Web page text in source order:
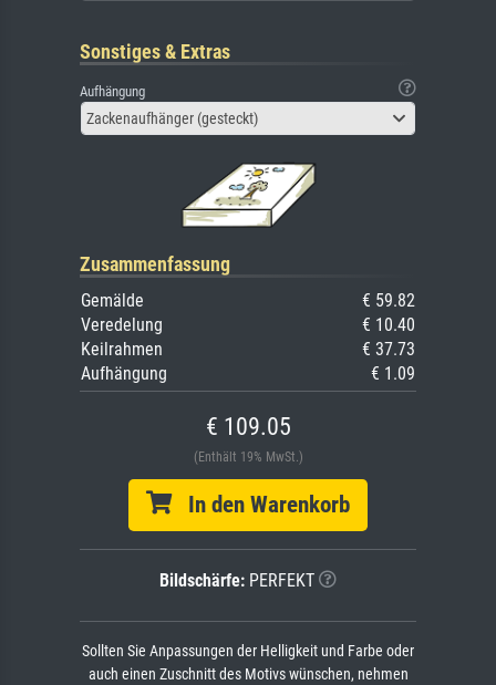
Sonstiges & Extras
Aufhängung
Zackenaufhänger (gesteckt)
Zusammenfassung
Gemälde
€ 59.82
Veredelung
€ 10.40
Keilrahmen
€ 37.73
Aufhängung
€ 1.09
€ 109.05
(Enthält 19% MwSt.)
In den Warenkorb
Bildschärfe: PERFEKT
Sollten Sie Anpassungen der Helligkeit und Farbe oder
auch einen Zuschnitt des Motivs wünschen, nehmen